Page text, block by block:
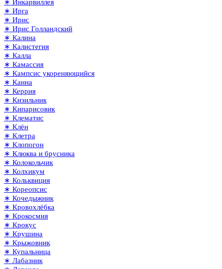
∗ Инкарвиллея
∗ Ирга
∗ Ирис
∗ Ирис Голландский
∗ Калина
∗ Калистегия
∗ Калла
∗ Камассия
∗ Кампсис укореняющийся
∗ Канна
∗ Керрия
∗ Кизильник
∗ Кипарисовик
∗ Клематис
∗ Клён
∗ Клетра
∗ Клопогон
∗ Клюква и брусника
∗ Колокольчик
∗ Колхикум
∗ Кольквиция
∗ Кореопсис
∗ Кочедыжник
∗ Кровохлёбка
∗ Крокосмия
∗ Крокус
∗ Крушина
∗ Крыжовник
∗ Купальница
∗ Лабазник